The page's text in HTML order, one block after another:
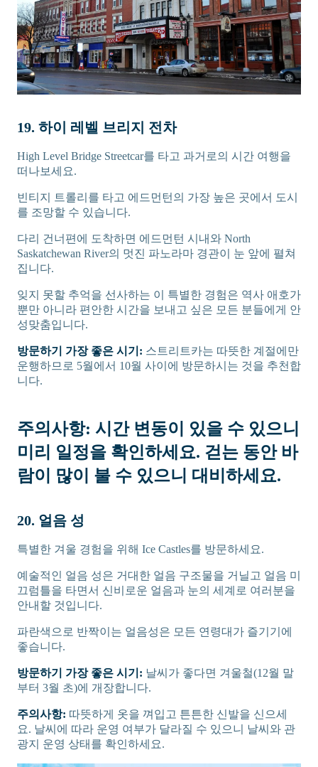
19. 하이 레벨 브리지 전차
High Level Bridge Streetcar를 타고 과거로의 시간 여행을
떠나보세요.
빈티지 트롤리를 타고 에드먼턴의 가장 높은 곳에서 도시
를 조망할 수 있습니다.
다리 건너편에 도착하면 에드먼턴 시내와 North
Saskatchewan River의 멋진 파노라마 경관이 눈 앞에 펼쳐
집니다.
잊지 못할 추억을 선사하는 이 특별한 경험은 역사 애호가
뿐만 아니라 편안한 시간을 보내고 싶은 모든 분들에게 안
성맞춤입니다.
방문하기 가장 좋은 시기: 스트리트카는 따뜻한 계절에만
운행하므로 5월에서 10월 사이에 방문하시는 것을 추천합
니다.
주의사항: 시간 변동이 있을 수 있으니
미리 일정을 확인하세요. 걷는 동안 바
람이 많이 불 수 있으니 대비하세요.
20. 얼음 성
특별한 겨울 경험을 위해 Ice Castles를 방문하세요.
예술적인 얼음 성은 거대한 얼음 구조물을 거닐고 얼음 미
끄럼틀을 타면서 신비로운 얼음과 눈의 세계로 여러분을
안내할 것입니다.
파란색으로 반짝이는 얼음성은 모든 연령대가 즐기기에
좋습니다.
방문하기 가장 좋은 시기: 날씨가 좋다면 겨울철(12월 말
부터 3월 초)에 개장합니다.
주의사항: 따뜻하게 옷을 껴입고 튼튼한 신발을 신으세
요. 날씨에 따라 운영 여부가 달라질 수 있으니 날씨와 관
광지 운영 상태를 확인하세요.